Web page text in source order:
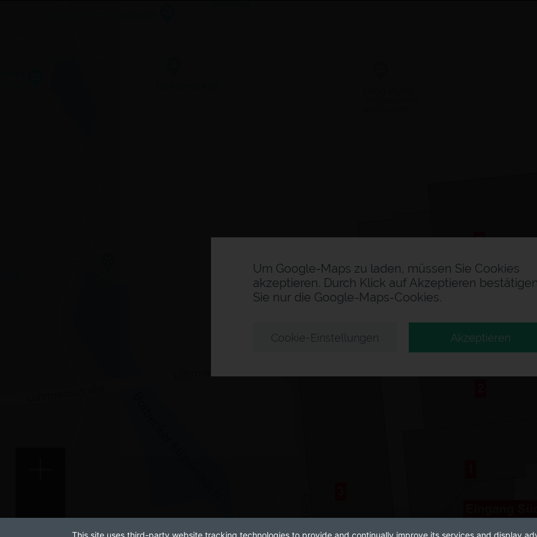
Um Google-Maps zu laden, müssen Sie Cookies
akzeptieren. Durch Klick auf Akzeptieren
Sie nur die Google-Maps-Cookies.
Cookie-Einstellungen Akzeptieren
This site uses third-party website tracking technologies to provide and continually improve its services and display